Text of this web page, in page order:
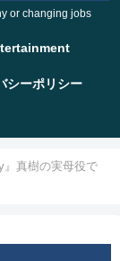
or changing jobs
シーポリシー
』真樹の実母役で